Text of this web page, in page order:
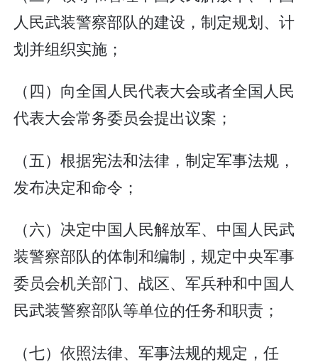
人民武装警察部队的建设，制定规划、计
划并组织实施；
（四）向全国人民代表大会或者全国人民
代表大会常务委员会提出议案；
（五）根据宪法和法律，制定军事法规，
发布决定和命令；
（六）决定中国人民解放军、中国人民武
装警察部队的体制和编制，规定中央军事
委员会机关部门、战区、军兵种和中国人
民武装警察部队等单位的任务和职责；
（七）依照法律、军事法规的规定，任